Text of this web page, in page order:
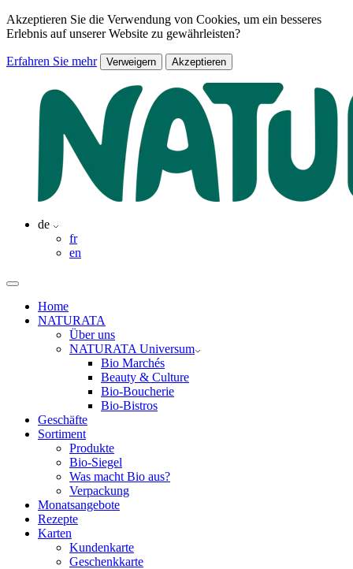
Akzeptieren Sie die Verwendung von Cookies, um ein besseres
Erlebnis auf unserer Website zu gewährleisten?
Erfahren Sie mehr Verweigern Akzeptieren
de
fr
en
Home
NATURATA
Über uns
NATURATA Universum
Bio Marchés
Beauty & Culture
Bio-Boucherie
Bio-Bistros
Geschäfte
Sortiment
Produkte
Bio-Siegel
Was macht Bio aus?
Verpackung
Monatsangebote
Rezepte
Karten
Kundenkarte
Geschenkkarte